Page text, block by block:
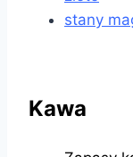
stany
Kawa